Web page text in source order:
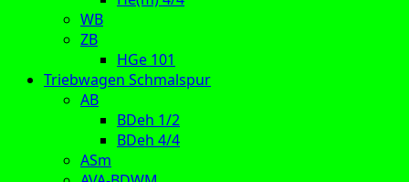
WB
ZB
HGe 101
Triebwagen Schmalspur
AB
BDeh 1/2
BDeh 4/4
ASm